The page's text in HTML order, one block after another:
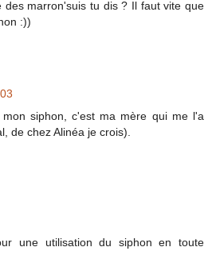
des marron'suis tu dis ? Il faut vite que
:))
siphon, c'est ma mère qui me l'a
de chez Alinéa je crois).
une utilisation du siphon en toute